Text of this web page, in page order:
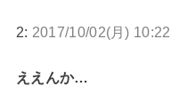
2: 2017/10/02(月)
ええんか…